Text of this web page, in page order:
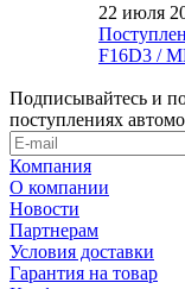
22 июля
F16D3 /
Подписывайтесь и
поступлениях
Компания
О компании
Новости
Партнерам
Условия доставки
Гарантия на товар